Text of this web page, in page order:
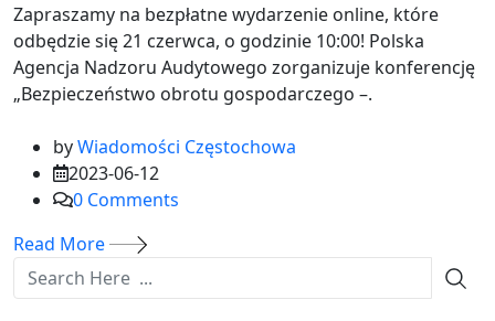
Zapraszamy na bezpłatne wydarzenie online, które
odbędzie się 21 czerwca, o godzinie 10:00! Polska
Agencja Nadzoru Audytowego zorganizuje konferencję
„Bezpieczeństwo obrotu gospodarczego –.
byWiadomości Częstochowa
2023-06-12
0 Comments
Read More